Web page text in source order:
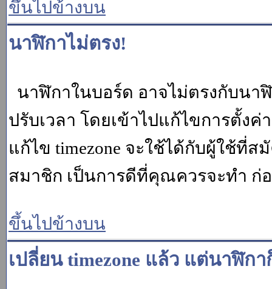
ขึ้นไปข้างบน
นาฬิกาไม่ตรง!
นาฬิกาในบอร์ด อาจไม่ตรงกับน
ปรับเวลา โดยเข้าไปแก้ไขการตั้ง
แก้ไข timezone จะใช้ได้กับผู้ใช้ที่
สมาชิก เป็นการดีที่คุณควรจะทำ
ขึ้นไปข้างบน
เปลี่ยน timezone แล้ว แต่นาฬิกา